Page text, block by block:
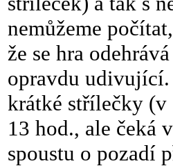
nemůžeme
že se hra
opravdu udivující.
krátké střílečky (v
13 hod., ale čeká
spoustu o pozadí